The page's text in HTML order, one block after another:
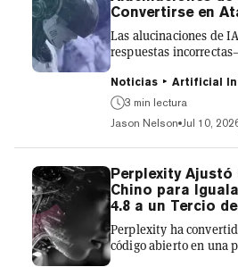
tecnologías de
Convertirse en
Las alucinaciones de
respuestas
computadoras, según
de la Universidad de
Intuit. En el paper
Scalable Untargeted
Universal and
HalluSquatting," los
demostraron una
modelos de IA cuando
falsos a repositorios de
Noticias
Artificial
3 min lectura
Jason Nelson Jul 10,
Perplexity Ajustó
Chino para
4.8 a un Tercio
Perplexity ha
código abierto en una